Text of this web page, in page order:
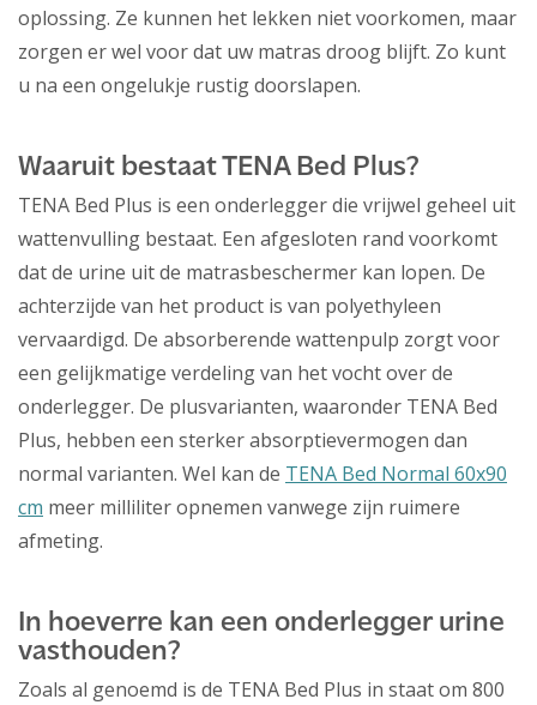
oplossing. Ze kunnen het lekken niet voorkomen, maar
zorgen er wel voor dat uw matras droog blijft. Zo kunt
u na een ongelukje rustig doorslapen.
Waaruit bestaat TENA Bed Plus?
TENA Bed Plus is een onderlegger die vrijwel geheel uit
wattenvulling bestaat. Een afgesloten rand voorkomt
dat de urine uit de matrasbeschermer kan lopen. De
achterzijde van het product is van polyethyleen
vervaardigd. De absorberende wattenpulp zorgt voor
een gelijkmatige verdeling van het vocht over de
onderlegger. De plusvarianten, waaronder TENA Bed
Plus, hebben een sterker absorptievermogen dan
normal varianten. Wel kan de TENA Bed Normal 60x90
cm meer milliliter opnemen vanwege zijn ruimere
afmeting.
In hoeverre kan een onderlegger urine
vasthouden?
Zoals al genoemd is de TENA Bed Plus in staat om 800